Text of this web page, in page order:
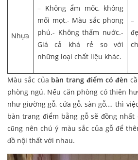
Nhựa
– Không ẩm mốc, không
mối mọt.- Màu sắc phong
phú.- Không thấm nước.-
Giá cả khá rẻ so với
những loại chất liệu khác.
–
Màu sắc của bàn trang điểm có đèn
phòng ngủ. Nếu căn phòng có thiên
như giường gỗ, cửa gỗ, sàn gỗ,… thì
bàn trang điểm bằng gỗ sẽ đồng nhất
cũng nên chú ý màu sắc của gỗ để
đồ nội thất với nhau.